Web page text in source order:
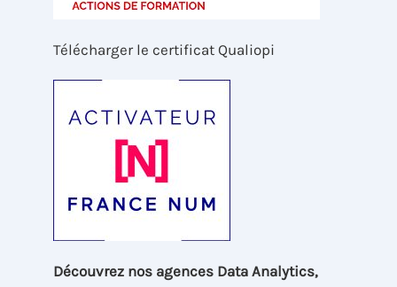
Télécharger le certificat Qualiopi
Découvrez nos agences Data Analytics,